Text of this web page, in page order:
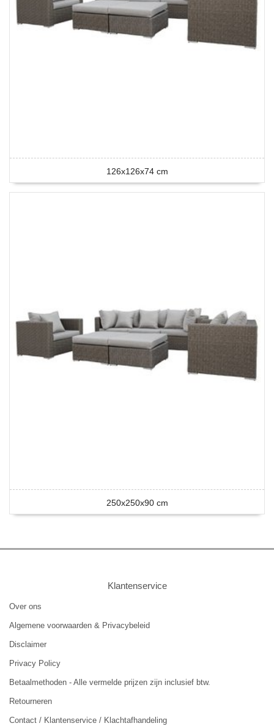
126x126x74 cm
250x250x90 cm
Klantenservice
Over ons
Algemene voorwaarden & Privacybeleid
Disclaimer
Privacy Policy
Betaalmethoden - Alle vermelde prijzen zijn inclusief btw.
Retourneren
Contact / Klantenservice / Klachtafhandeling